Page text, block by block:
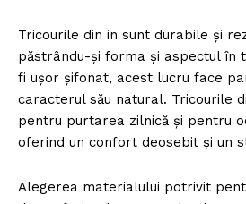
Tricourile din in sunt durabile și
păstrându-și forma și aspectul în
fi ușor șifonat, acest lucru face
caracterul său natural. Tricourile
pentru purtarea zilnică și pentru
oferind un confort deosebit și un
Alegerea materialului potrivit